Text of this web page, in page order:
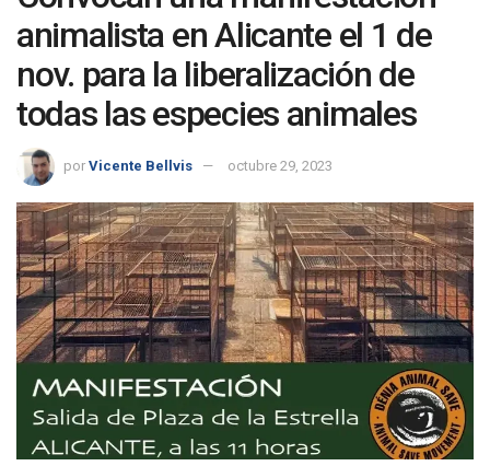
animalista en Alicante el 1 de
nov. para la liberalización de
todas las especies animales
por Vicente Bellvis octubre 29, 2023